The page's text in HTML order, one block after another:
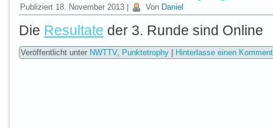
Publiziert 18. November 2013 Von Daniel
Die Resultate der 3. Runde sind Online
Veröffentlicht unter NWTTV, Punktetrophy Hinterlasse einen